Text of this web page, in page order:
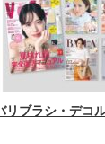
ブラシ・デコ